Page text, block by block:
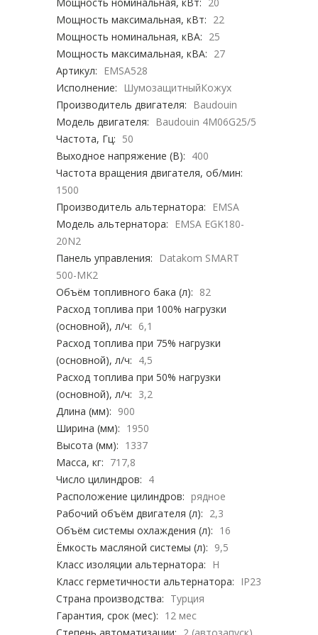
Мощность номинальная, кВт: 20
Мощность максимальная, кВт: 22
Мощность номинальная, кВА: 25
Мощность максимальная, кВА: 27
Артикул:
EMSA528
Исполнение:
ШумозащитныйКожух
Производитель двигателя:
Baudouin
Модель двигателя:
Baudouin 4M06G25/5
Частота, Гц: 50
Выходное напряжение (В): 400
Частота вращения двигателя, об/мин:
1500
Производитель альтернатора:
EMSA
Модель альтернатора:
EMSA EGK180-
20N2
Панель управления:
Datakom SMART
500-MK2
Объём топливного бака (л): 82
Расход топлива при 100% нагрузки
(основной), л/ч: 6,1
Расход топлива при 75% нагрузки
(основной), л/ч: 4,5
Расход топлива при 50% нагрузки
(основной), л/ч: 3,2
Длина (мм): 900
Ширина (мм): 1950
Высота (мм): 1337
Масса, кг: 717,8
Число цилиндров: 4
Расположение цилиндров: рядное
Рабочий объём двигателя (л): 2,3
Объём системы охлаждения (л): 16
Ёмкость масляной системы (л): 9,5
Класс изоляции альтернатора:
H
Класс герметичности альтернатора:
IP23
Страна производства: Турция
Гарантия, срок (мес): 12 мес